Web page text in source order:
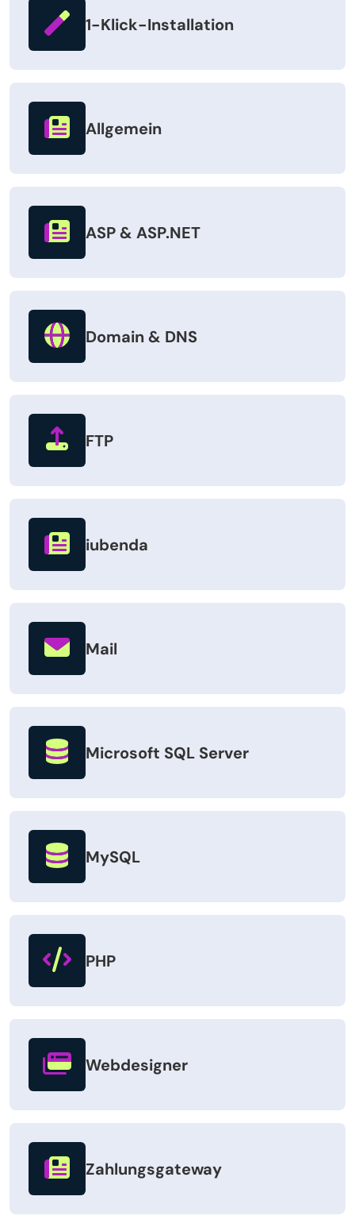
1-Klick-Installation
Allgemein
ASP & ASP.NET
Domain & DNS
FTP
iubenda
Mail
Microsoft SQL Server
MySQL
PHP
Webdesigner
Zahlungsgateway